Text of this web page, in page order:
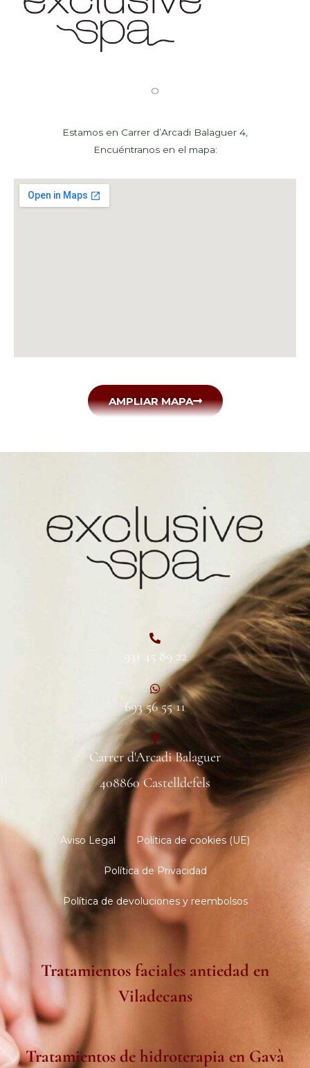
O
Estamos en Carrer d’Arcadi Balaguer 4,
Encuéntranos en el mapa:
AMPLIAR MAPA
931 45 89 22
693 56 55 11
Carrer d'Arcadi Balaguer
408860 Castelldefels
Aviso Legal Política de cookies (UE)
Política de Privacidad
Política de devoluciones y reembolsos
Tratamientos faciales antiedad en
Viladecans
Tratamientos de hidroterapia en Gavà